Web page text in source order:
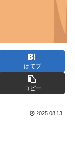
はてブ
コピー
2025.08.13